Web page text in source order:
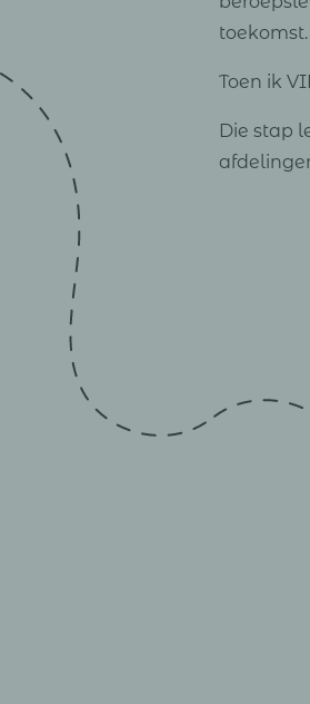
toekomst.
Toen ik
Die stap